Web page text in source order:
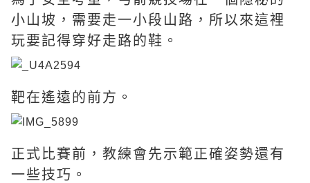
小山坡，需要走一小段山路，所以來這裡
玩要記得穿好走路的鞋。
靶在遙遠的前方。
正式比賽前，教練會先示範正確姿勢還有
一些技巧。